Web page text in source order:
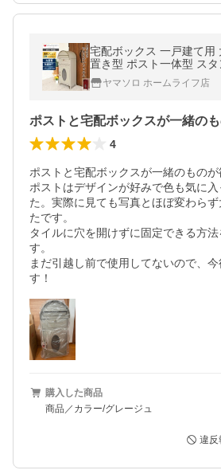
宅配ボックス 一戸建て用
置き型 ポスト一体型 ス
おしゃれ 北欧 高級
ロ ヤマソロ ホームライフ店
4
ポストと宅配ボックスが一緒のもの
ポストはデザインが好みで色も気に
た。実際に見ても写真とほぼ変わら
たです。
タイルに穴を開けずに固定できる方
す。
まだ引越し前で使用してないので、
す！
購入した商品
商品／カラー/グレージュ
違反